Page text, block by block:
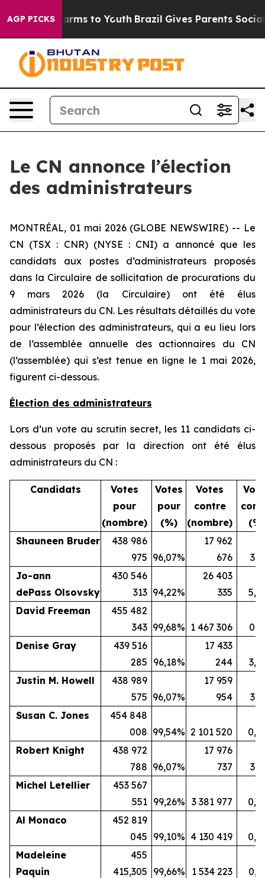
AGP PICKS
Abate Harms to Youth Brazil Gives Parents Social
Le CN annonce l’élection
des administrateurs
MONTRÉAL, 01 mai 2026 (GLOBE NEWSWIRE) -- Le
CN (TSX : CNR) (NYSE : CNI) a annoncé que les
candidats aux postes d’administrateurs proposés
dans la Circulaire de sollicitation de procurations du
9 mars 2026 (la Circulaire) ont été élus
administrateurs du CN. Les résultats détaillés du vote
pour l’élection des administrateurs, qui a eu lieu lors
de l’assemblée annuelle des actionnaires du CN
(l’assemblée) qui s’est tenue en ligne le 1 mai 2026,
figurent ci-dessous.
Élection des administrateurs
Lors d’un vote au scrutin secret, les 11 candidats ci-
dessous proposés par la direction ont été élus
administrateurs du CN :
Candidats
Votes
pour
(nombre)
Votes
pour
(%)
Votes
contre
(nombre)
(%)
Shauneen Bruder
438 986
975 96,07%
17 962
676
Jo-ann
dePass Olsovsky
430 546
313 94,22%
26 403
335
David Freeman
455 482
343 99,68% 1 467 306
Denise Gray
439 516
285 96,18%
17 433
244
Justin M. Howell
438 989
575 96,07%
17 959
954
Susan C. Jones
454 848
008 99,54% 2 101 520
Robert Knight
438 972
788 96,07%
17 976
737
Michel Letellier
453 567
551 99,26% 3 381 977
Al Monaco
452 819
045 99,10% 4 130 419
Madeleine
Paquin
455
415,305 99,66% 1 534 223